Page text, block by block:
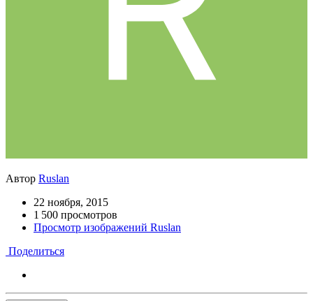
Автор Ruslan
22 ноября, 2015
1 500 просмотров
Просмотр изображений Ruslan
Поделиться